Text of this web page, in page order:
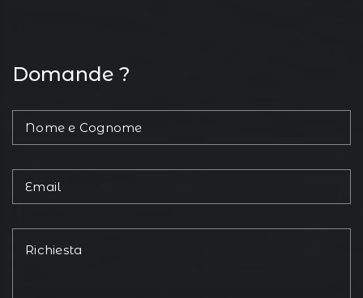
Domande ?